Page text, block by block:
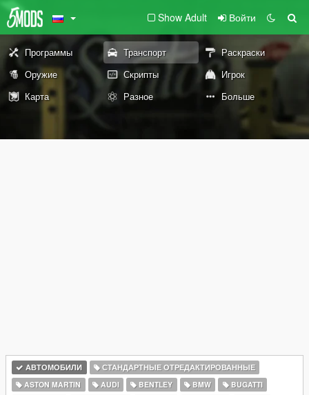
Show Adult Войти
Программы Транспорт
Раскраски
Оружие
Скрипты
Игрок
Карта
Разное Больше
АВТОМОБИЛИ
СТАНДАРТНЫЕ ОТРЕДАКТИРОВАННЫЕ
ASTON MARTIN
AUDI BENTLEY BMW
BUGATTI